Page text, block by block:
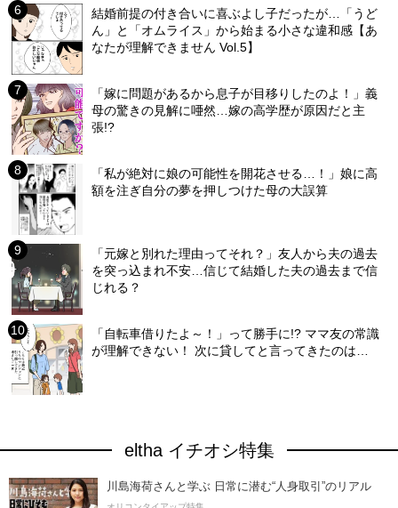
結婚前提の付き合いに喜ぶよし子だったが…「うど
ん」と「オムライス」から始まる小さな違和感【あ
なたが理解できません Vol.5】
「嫁に問題があるから息子が目移りしたのよ！」義
母の驚きの見解に唖然…嫁の高学歴が原因だと主
張!?
「私が絶対に娘の可能性を開花させる…！」娘に高
額を注ぎ自分の夢を押しつけた母の大誤算
「元嫁と別れた理由ってそれ？」友人から夫の過去
を突っ込まれ不安…信じて結婚した夫の過去まで信
じれる？
「自転車借りたよ～！」って勝手に!? ママ友の常識
が理解できない！ 次に貸してと言ってきたのは…
eltha イチオシ特集
川島海荷さんと学ぶ 日常に潜む“人身取引”のリアル